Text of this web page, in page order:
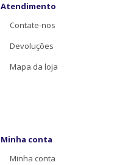
Atendimento
Contate-nos
Devoluções
Mapa da loja
Minha conta
Minha conta